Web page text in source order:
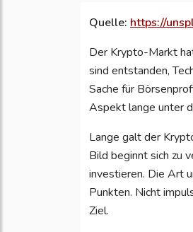
Quelle: https://
Der Krypto-Markt
sind entstanden,
Sache für
Aspekt lange unter
Lange galt der
Bild beginnt sich zu
investieren. Die Art
Punkten. Nicht
Ziel.